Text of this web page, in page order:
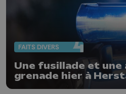
FAITS DIVERS
Une fusillade et une
grenade hier à